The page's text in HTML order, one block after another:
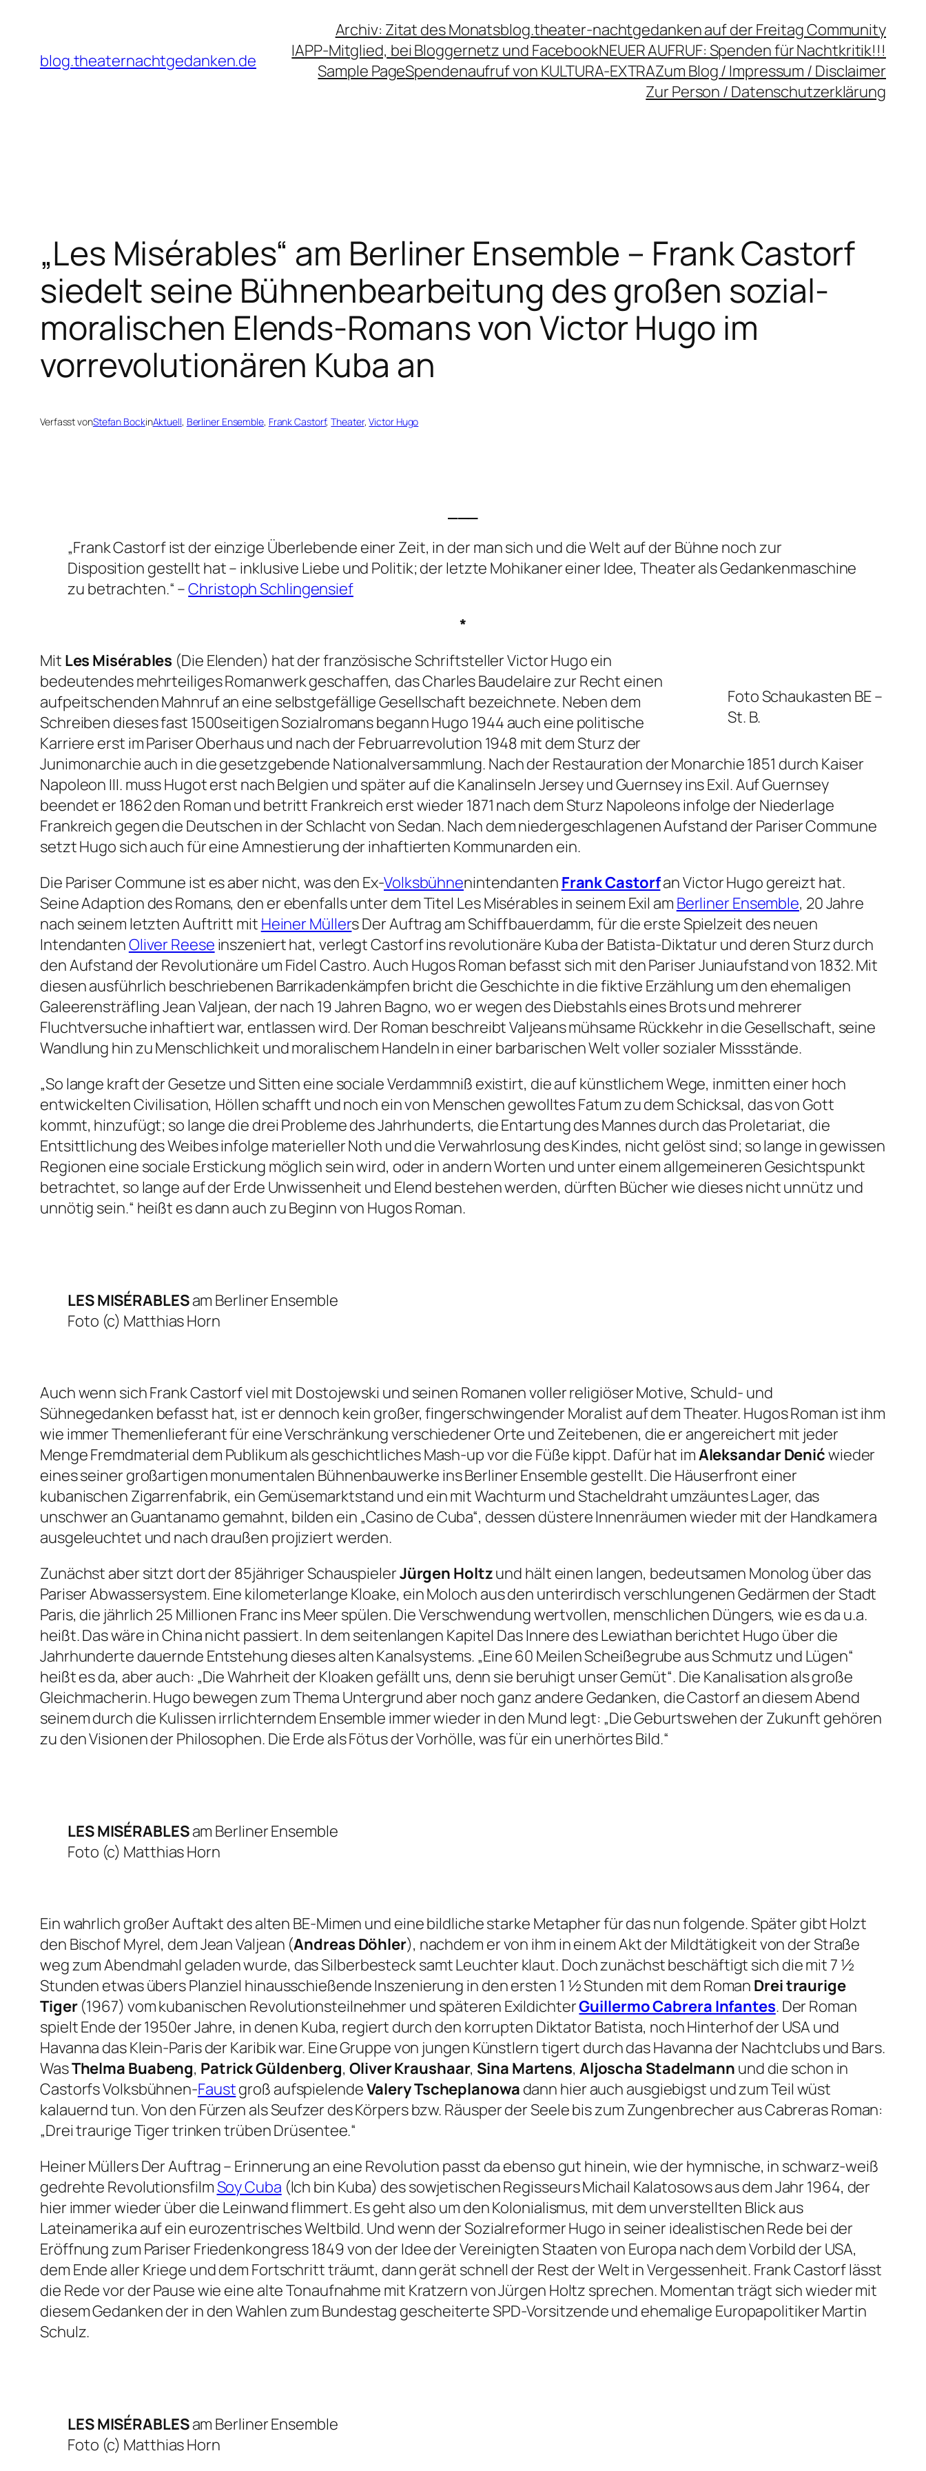
springenblog.theaternachtgedanken.de
Archiv: Zitat des Monatsblog.theater-nachtgedanken auf der Freitag Community
IAPP-Mitglied, bei Bloggernetz und FacebookNEUER AUFRUF: Spenden für Nachtkritik!!!
Sample PageSpendenaufruf von KULTURA-EXTRAZum Blog / Impressum / Disclaimer
Zur Person / Datenschutzerklärung
„Les Misérables“ am Berliner Ensemble – Frank Castorf
siedelt seine Bühnenbearbeitung des großen sozial-
moralischen Elends-Romans von Victor Hugo im
vorrevolutionären Kuba an
Verfasst vonStefan BockinAktuell, Berliner Ensemble, Frank Castorf, Theater, Victor Hugo
„Frank Castorf ist der einzige Überlebende einer Zeit, in der man sich und die Welt auf der Bühne noch zur
Disposition gestellt hat – inklusive Liebe und Politik; der letzte Mohikaner einer Idee, Theater als Gedankenmaschine
zu betrachten.“ –Christoph Schlingensief
*
Foto Schaukasten BE –
St. B.
Mit Les Misérables (Die Elenden) hat der französische Schriftsteller Victor Hugo ein
bedeutendes mehrteiliges Romanwerk geschaffen, das Charles Baudelaire zur Recht einen
aufpeitschenden Mahnruf an eine selbstgefällige Gesellschaft bezeichnete. Neben dem
Schreiben dieses fast 1500seitigen Sozialromans begann Hugo 1944 auch eine politische
Karriere erst im Pariser Oberhaus und nach der Februarrevolution 1948 mit dem Sturz der
Junimonarchie auch in die gesetzgebende Nationalversammlung. Nach der Restauration der Monarchie 1851 durch Kaiser
Napoleon III. muss Hugot erst nach Belgien und später auf die Kanalinseln Jersey und Guernsey ins Exil. Auf Guernsey
beendet er 1862 den Roman und betritt Frankreich erst wieder 1871 nach dem Sturz Napoleons infolge der Niederlage
Frankreich gegen die Deutschen in der Schlacht von Sedan. Nach dem niedergeschlagenen Aufstand der Pariser Commune
setzt Hugo sich auch für eine Amnestierung der inhaftierten Kommunarden ein.
Die Pariser Commune ist es aber nicht, was den Ex-Volksbühnenintendanten Frank Castorfan Victor Hugo gereizt hat.
Seine Adaption des Romans, den er ebenfalls unter dem Titel Les Misérablesin seinem Exil am Berliner Ensemble, 20 Jahre
nach seinem letzten Auftritt mit Heiner MüllersDerAuftrag am Schiffbauerdamm, für die erste Spielzeit des neuen
IntendantenOliver Reese inszeniert hat, verlegt Castorf ins revolutionäre Kuba der Batista-Diktatur und deren Sturz durch
den Aufstand der Revolutionäre um Fidel Castro. Auch Hugos Roman befasst sich mit den Pariser Juniaufstand von 1832. Mit
diesen ausführlich beschriebenen Barrikadenkämpfen bricht die Geschichte in die fiktive Erzählung um den ehemaligen
Galeerensträfling Jean Valjean, der nach 19 Jahren Bagno, wo er wegen des Diebstahls eines Brots und mehrerer
Fluchtversuche inhaftiert war, entlassen wird. Der Roman beschreibt Valjeans mühsame Rückkehr in die Gesellschaft, seine
Wandlung hin zu Menschlichkeit und moralischem Handeln in einer barbarischen Welt voller sozialer Missstände.
„So lange kraft der Gesetze und Sitten eine sociale Verdammniß existirt, die auf künstlichem Wege, inmitten einer hoch
entwickelten Civilisation, Höllen schafft und noch ein von Menschen gewolltes Fatum zu dem Schicksal, das von Gott
kommt, hinzufügt; so lange die drei Probleme des Jahrhunderts, die Entartung des Mannes durch das Proletariat, die
Entsittlichung des Weibes infolge materieller Noth und die Verwahrlosung des Kindes, nicht gelöst sind; so lange in gewissen
Regionen eine sociale Erstickung möglich sein wird, oder in andern Worten und unter einem allgemeineren Gesichtspunkt
betrachtet, so lange auf der Erde Unwissenheit und Elend bestehen werden, dürften Bücher wie dieses nicht unnütz und
unnötig sein.“ heißt es dann auch zu Beginn von Hugos Roman.
LES MISÉRABLESam Berliner Ensemble
Foto (c) Matthias Horn
Auch wenn sich Frank Castorf viel mit Dostojewski und seinen Romanen voller religiöser Motive, Schuld- und
Sühnegedanken befasst hat, ist er dennoch kein großer, fingerschwingender Moralist auf dem Theater. Hugos Roman ist ihm
wie immer Themenlieferant für eine Verschränkung verschiedener Orte und Zeitebenen, die er angereichert mit jeder
Menge Fremdmaterial dem Publikum als geschichtliches Mash-up vor die Füße kippt. Dafür hat imAleksandar Denićwieder
eines seiner großartigen monumentalen Bühnenbauwerke ins Berliner Ensemble gestellt. Die Häuserfront einer
kubanischen Zigarrenfabrik, ein Gemüsemarktstand und ein mit Wachturm und Stacheldraht umzäuntes Lager, das
unschwer an Guantanamo gemahnt, bilden ein „Casino de Cuba“, dessen düstere Innenräumen wieder mit der Handkamera
ausgeleuchtet und nach draußen projiziert werden.
Zunächst aber sitzt dort der 85jähriger SchauspielerJürgen Holtzund hält einen langen, bedeutsamen Monolog über das
Pariser Abwassersystem. Eine kilometerlange Kloake, ein Moloch aus den unterirdisch verschlungenen Gedärmen der Stadt
Paris, die jährlich 25 Millionen Franc ins Meer spülen. Die Verschwendung wertvollen, menschlichen Düngers, wie es da u.a.
heißt. Das wäre in China nicht passiert. In dem seitenlangen Kapitel Das Innere des Lewiathan berichtet Hugo über die
Jahrhunderte dauernde Entstehung dieses alten Kanalsystems. „Eine 60 Meilen Scheißegrube aus Schmutz und Lügen“
heißt es da, aber auch: „Die Wahrheit der Kloaken gefällt uns, denn sie beruhigt unser Gemüt“. Die Kanalisation als große
Gleichmacherin. Hugo bewegen zum Thema Untergrund aber noch ganz andere Gedanken, die Castorf an diesem Abend
seinem durch die Kulissen irrlichterndem Ensemble immer wieder in den Mund legt: „Die Geburtswehen der Zukunft gehören
zu den Visionen der Philosophen. Die Erde als Fötus der Vorhölle, was für ein unerhörtes Bild.“
LES MISÉRABLESam Berliner Ensemble
Foto (c) Matthias Horn
Ein wahrlich großer Auftakt des alten BE-Mimen und eine bildliche starke Metapher für das nun folgende. Später gibt Holzt
den Bischof Myrel, dem Jean Valjean (Andreas Döhler), nachdem er von ihm in einem Akt der Mildtätigkeit von der Straße
weg zum Abendmahl geladen wurde, das Silberbesteck samt Leuchter klaut. Doch zunächst beschäftigt sich die mit 7 ½
Stunden etwas übers Planziel hinausschießende Inszenierung in den ersten 1 ½ Stunden mit dem Roman Drei traurige
Tiger (1967) vom kubanischen Revolutionsteilnehmer und späteren ExildichterGuillermo Cabrera Infantes. Der Roman
spielt Ende der 1950er Jahre, in denen Kuba, regiert durch den korrupten Diktator Batista, noch Hinterhof der USA und
Havanna das Klein-Paris der Karibik war. Eine Gruppe von jungen Künstlern tigert durch das Havanna der Nachtclubs und Bars.
WasThelma Buabeng, Patrick Güldenberg,Oliver Kraushaar, Sina Martens, Aljoscha Stadelmann und die schon in
Castorfs Volksbühnen-Faustgroß aufspielendeValery Tscheplanowa dann hier auch ausgiebigst und zum Teil wüst
kalauernd tun. Von den Fürzen als Seufzer des Körpers bzw. Räusper der Seele bis zum Zungenbrecher aus Cabreras Roman:
„Drei traurige Tiger trinken trüben Drüsentee.“
Heiner MüllersDer Auftrag – Erinnerung an eine Revolution passt da ebenso gut hinein, wie der hymnische, in schwarz-weiß
gedrehte RevolutionsfilmSoy Cuba (Ich bin Kuba) des sowjetischen Regisseurs Michail Kalatosows aus dem Jahr 1964, der
hier immer wieder über die Leinwand flimmert. Es geht also um den Kolonialismus, mit dem unverstellten Blick aus
Lateinamerika auf ein eurozentrisches Weltbild. Und wenn der Sozialreformer Hugo in seiner idealistischen Rede bei der
Eröffnung zum Pariser Friedenkongress 1849 von der Idee der Vereinigten Staaten von Europa nach dem Vorbild der USA,
dem Ende aller Kriege und dem Fortschritt träumt, dann gerät schnell der Rest der Welt in Vergessenheit. Frank Castorf lässt
die Rede vor der Pause wie eine alte Tonaufnahme mit Kratzern von Jürgen Holtz sprechen. Momentan trägt sich wieder mit
diesem Gedanken der in den Wahlen zum Bundestag gescheiterte SPD-Vorsitzende und ehemalige Europapolitiker Martin
Schulz.
LES MISÉRABLESam Berliner Ensemble
Foto (c) Matthias Horn